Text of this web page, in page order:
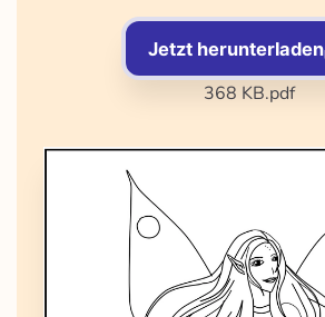
Jetzt herunterladen
368 KB.pdf